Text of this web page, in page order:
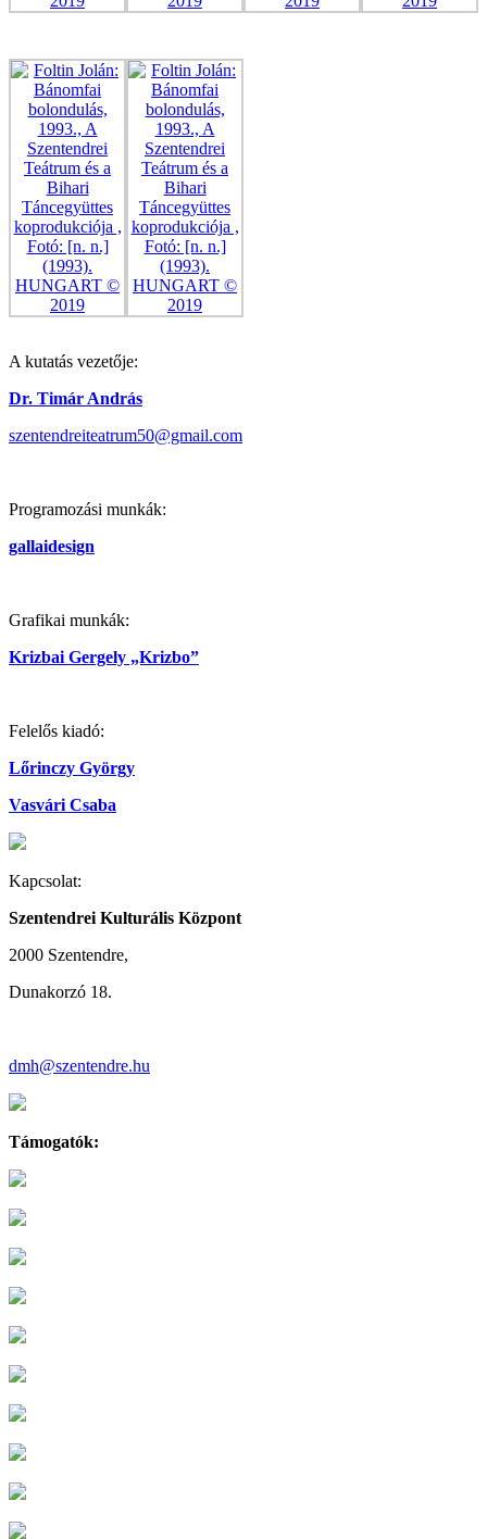
A kutatás vezetője:
Dr. Timár András
szentendreiteatrum50@gmail.com
Programozási munkák:
gallaidesign
Grafikai munkák:
Krizbai Gergely „Krizbo”
Felelős kiadó:
Lőrinczy György
Vasvári Csaba
Kapcsolat:
Szentendrei Kulturális Központ
2000 Szentendre,
Dunakorzó 18.
dmh@szentendre.hu
Támogatók: